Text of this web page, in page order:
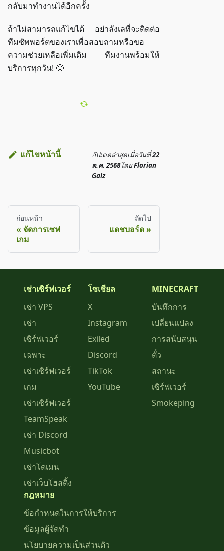
กลับมาทำงานได้อีกครั้ง
ถ้าไม่สามารถแก้ไขได้ อย่าลังเลที่จะติดต่อ
ทีมซัพพอร์ตของเราเพื่อสอบถามหรือขอ
ความช่วยเหลือเพิ่มเติม ทีมงานพร้อมให้
บริการทุกวัน! 🙂
แก้ไขหน้านี้ อัปเดตล่าสุดเมื่อวันที่22
ต.ค. 2568โดยFlorian
Galz
ก่อนหน้า
จัดการเซฟ
เกม
ถัดไป
แดชบอร์ด
เช่าเซิร์ฟเวอร์
เช่า VPS
เช่า
เซิร์ฟเวอร์
เฉพาะ
เช่าเซิร์ฟเวอร์
เกม
เช่าเซิร์ฟเวอร์
TeamSpeak
เช่า Discord
Musicbot
เช่าโดเมน
เช่าเว็บโฮสติ้ง
โซเชียล
X
Instagram
Exiled
Discord
TikTok
YouTube
MINECRAFT
บันทึกการ
เปลี่ยนแปลง
การสนับสนุน
ตั๋ว
สถานะ
เซิร์ฟเวอร์
Smokeping
กฎหมาย
ข้อกำหนดในการให้บริการ
ข้อมูลผู้จัดทำ
นโยบายความเป็นส่วนตัว